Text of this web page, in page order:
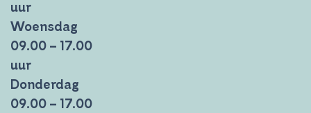
uur
Woensdag
09.00 – 17.00
uur
Donderdag
09.00 – 17.00